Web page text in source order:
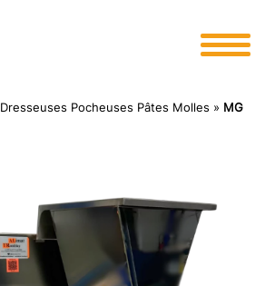
Dresseuses Pocheuses Pâtes Molles » MG